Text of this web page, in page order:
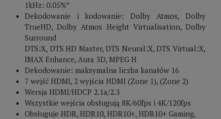
1kHz: 0.05%*
Dekodowanie i kodowanie: Dolby Atmos, Dolby
TrueHD, Dolby Atmos Height Virtualisation, Dolby
Surround
DTS:X, DTS HD Master, DTS Neural:X, DTS Virtual:X,
IMAX Enhance, Aura 3D, MPEG H
Dekodowanie: maksymalna liczba kanałów 16
7 wejść HDMI, 2 wyjścia HDMI (Zone 1), (Zone 2)
Wersja HDMI/HDCP 2.1a/2.3
Wszystkie wejścia obsługują 8K/60fps i 4K/120fps
Obsługuje HDR, HDR10, HDR10+, HDR10+ Gaming,